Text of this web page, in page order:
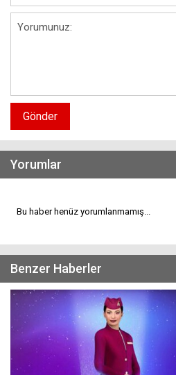
Gönder
Yorumlar
Bu haber henüz yorumlanmamış...
Benzer Haberler